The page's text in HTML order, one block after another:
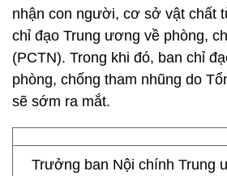
nhận con người, cơ sở vật chất
chỉ đạo Trung ương về phòng,
(PCTN). Trong khi đó, ban chỉ
phòng, chống tham nhũng do
sẽ sớm ra mắt.
Trưởng ban Nội chính Trung